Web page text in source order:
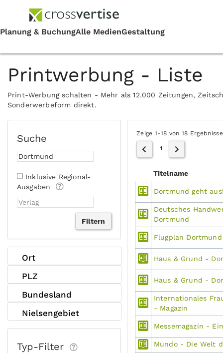
Printwerbung - Liste
Print-Werbung schalten - Mehr als 12.000 Zeitungen,
Sonderwerbeform direkt.
Suche
Inklusive Regional-
Ausgaben
Ort
PLZ
Bundesland
Nielsengebiet
Typ-Filter
Zeige 1-18 von 18
1
Titelname
Dortmund geht
Deutsches
Dortmund
Flugplan Dortmund
Haus & Grund -
Haus & Grund -
Internationales
- Magazin
Messemagazin -
Mundo - Die Welt